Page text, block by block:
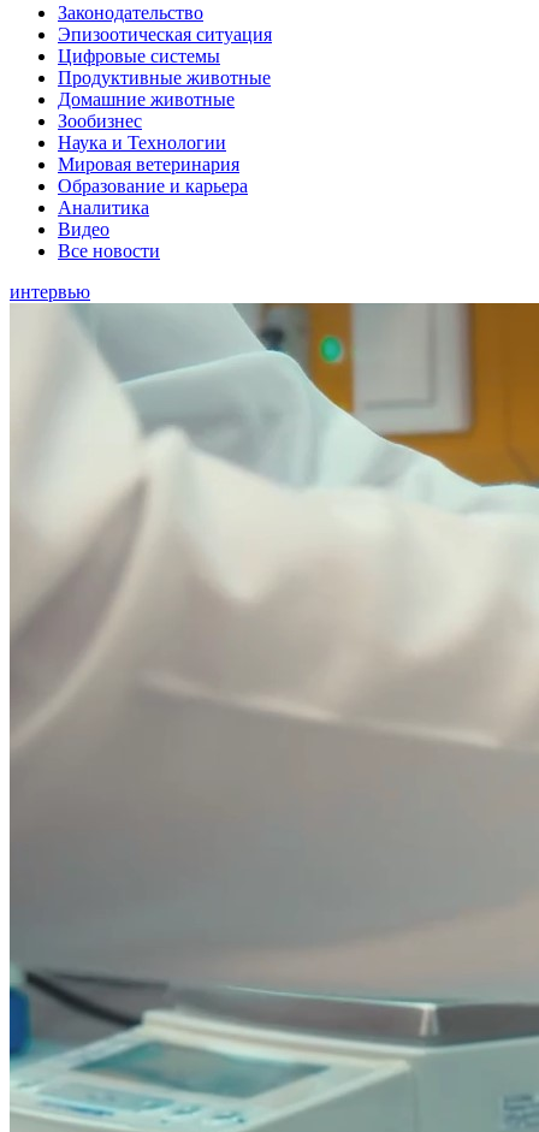
Законодательство
Эпизоотическая ситуация
Цифровые системы
Продуктивные животные
Домашние животные
Зообизнес
Наука и Технологии
Мировая ветеринария
Образование и карьера
Аналитика
Видео
Все новости
интервью